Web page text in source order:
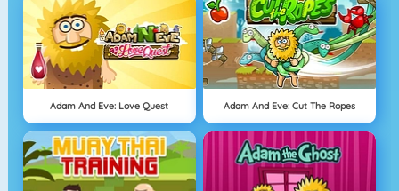
Adam And Eve: Love Quest Adam And Eve: Cut The Ropes